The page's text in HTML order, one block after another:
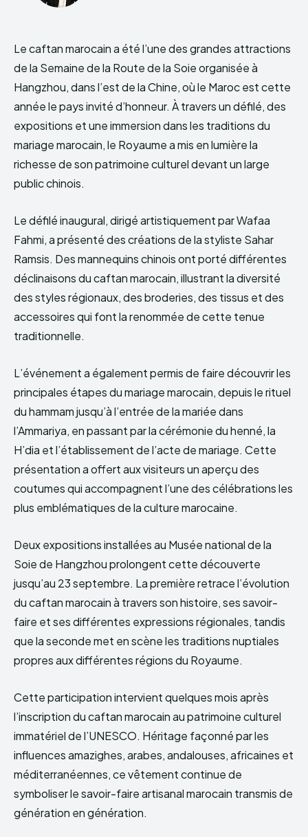
Le caftan marocain a été l’une des grandes attractions
de la Semaine de la Route de la Soie organisée à
Hangzhou, dans l’est de la Chine, où le Maroc est cette
année le pays invité d’honneur. À travers un défilé, des
expositions et une immersion dans les traditions du
mariage marocain, le Royaume a mis en lumière la
richesse de son patrimoine culturel devant un large
public chinois.
Le défilé inaugural, dirigé artistiquement par Wafaa
Fahmi, a présenté des créations de la styliste Sahar
Ramsis. Des mannequins chinois ont porté différentes
déclinaisons du caftan marocain, illustrant la diversité
des styles régionaux, des broderies, des tissus et des
accessoires qui font la renommée de cette tenue
traditionnelle.
L’événement a également permis de faire découvrir les
principales étapes du mariage marocain, depuis le rituel
du hammam jusqu’à l’entrée de la mariée dans
l’Ammariya, en passant par la cérémonie du henné, la
H’dia et l’établissement de l’acte de mariage. Cette
présentation a offert aux visiteurs un aperçu des
coutumes qui accompagnent l’une des célébrations les
plus emblématiques de la culture marocaine.
Deux expositions installées au Musée national de la
Soie de Hangzhou prolongent cette découverte
jusqu’au 23 septembre. La première retrace l’évolution
du caftan marocain à travers son histoire, ses savoir-
faire et ses différentes expressions régionales, tandis
que la seconde met en scène les traditions nuptiales
propres aux différentes régions du Royaume.
Cette participation intervient quelques mois après
l’inscription du caftan marocain au patrimoine culturel
immatériel de l’UNESCO. Héritage façonné par les
influences amazighes, arabes, andalouses, africaines et
méditerranéennes, ce vêtement continue de
symboliser le savoir-faire artisanal marocain transmis de
génération en génération.